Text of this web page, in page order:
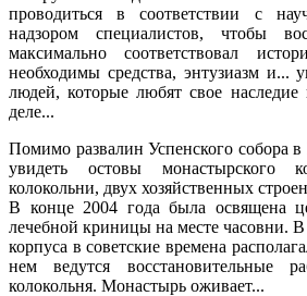
проводиться в соответствии с
надзором специалистов, чтобы
максимально соответствовал
необходимы средства, энтузиазм и...
людей, которые любят свое наследие
деле...
Помимо развалин Успенского собора
увидеть остовы монастырского
колокольни, двух хозяйственных
В конце 2004 года была освящена
лечебной криницы на месте часовни.
корпуса в советские времена
нем ведутся восстановительные
колокольня. Монастырь оживает...